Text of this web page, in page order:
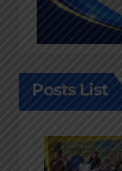
Posts List